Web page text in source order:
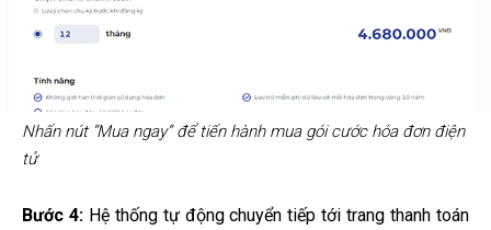
Nhấn nút “Mua ngay” để tiến hành mua gói cước hóa đơn điện
tử
Bước 4:Hệ thống tự động chuyển tiếp tới trang thanh toán